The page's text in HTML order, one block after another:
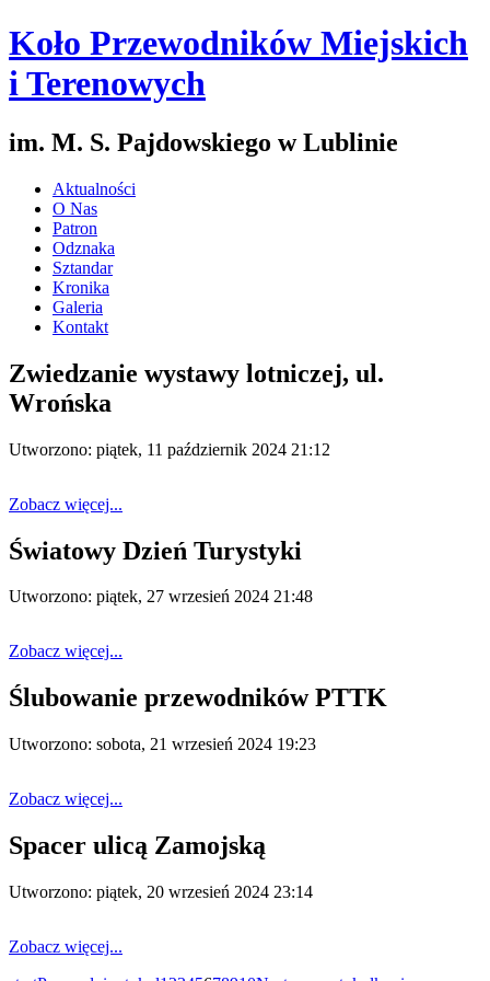
Koło Przewodników Miejskich
i Terenowych
im. M. S. Pajdowskiego w Lublinie
Aktualności
O Nas
Patron
Odznaka
Sztandar
Kronika
Galeria
Kontakt
Zwiedzanie wystawy lotniczej, ul.
Wrońska
Utworzono: piątek, 11 październik 2024 21:12
Zobacz więcej...
Światowy Dzień Turystyki
Utworzono: piątek, 27 wrzesień 2024 21:48
Zobacz więcej...
Ślubowanie przewodników PTTK
Utworzono: sobota, 21 wrzesień 2024 19:23
Zobacz więcej...
Spacer ulicą Zamojską
Utworzono: piątek, 20 wrzesień 2024 23:14
Zobacz więcej...